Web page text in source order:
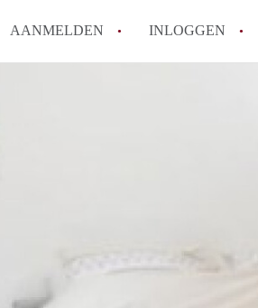
AANMELDEN INLOGGEN